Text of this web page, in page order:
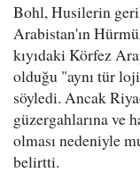
Bohl, Husilerin
Arabistan'ın
kıyıdaki Körfez
olduğu "aynı tür
söyledi. Ancak
güzergahlarına ve
olması nedeniyle
belirtti.